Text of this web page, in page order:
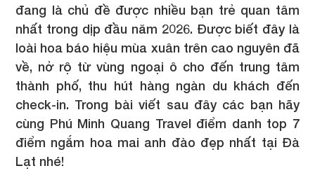
đang là chủ đề được nhiều bạn trẻ quan tâm
nhất trong dịp đầu năm 2026. Được biết đây là
loài hoa báo hiệu mùa xuân trên cao nguyên đã
về, nở rộ từ vùng ngoại ô cho đến trung tâm
thành phố, thu hút hàng ngàn du khách đến
check-in. Trong bài viết sau đây các bạn hãy
cùng Phú Minh Quang Travel điểm danh top 7
điểm ngắm hoa mai anh đào đẹp nhất tại Đà
Lạt nhé!